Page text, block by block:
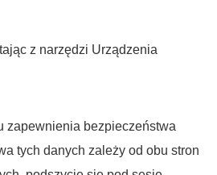
z narzędzi Urządzenia
zapewnienia bezpieczeństwa
tych danych zależy od obu stron